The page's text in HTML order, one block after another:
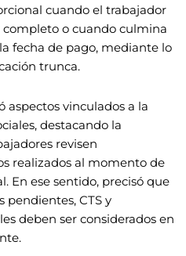
cuando el trabajador
o cuando culmina
fecha de pago, mediante lo
trunca.
vinculados a la
destacando la
revisen
realizados al momento de
En ese sentido, precisó que
pendientes, CTS y
deben ser considerados en